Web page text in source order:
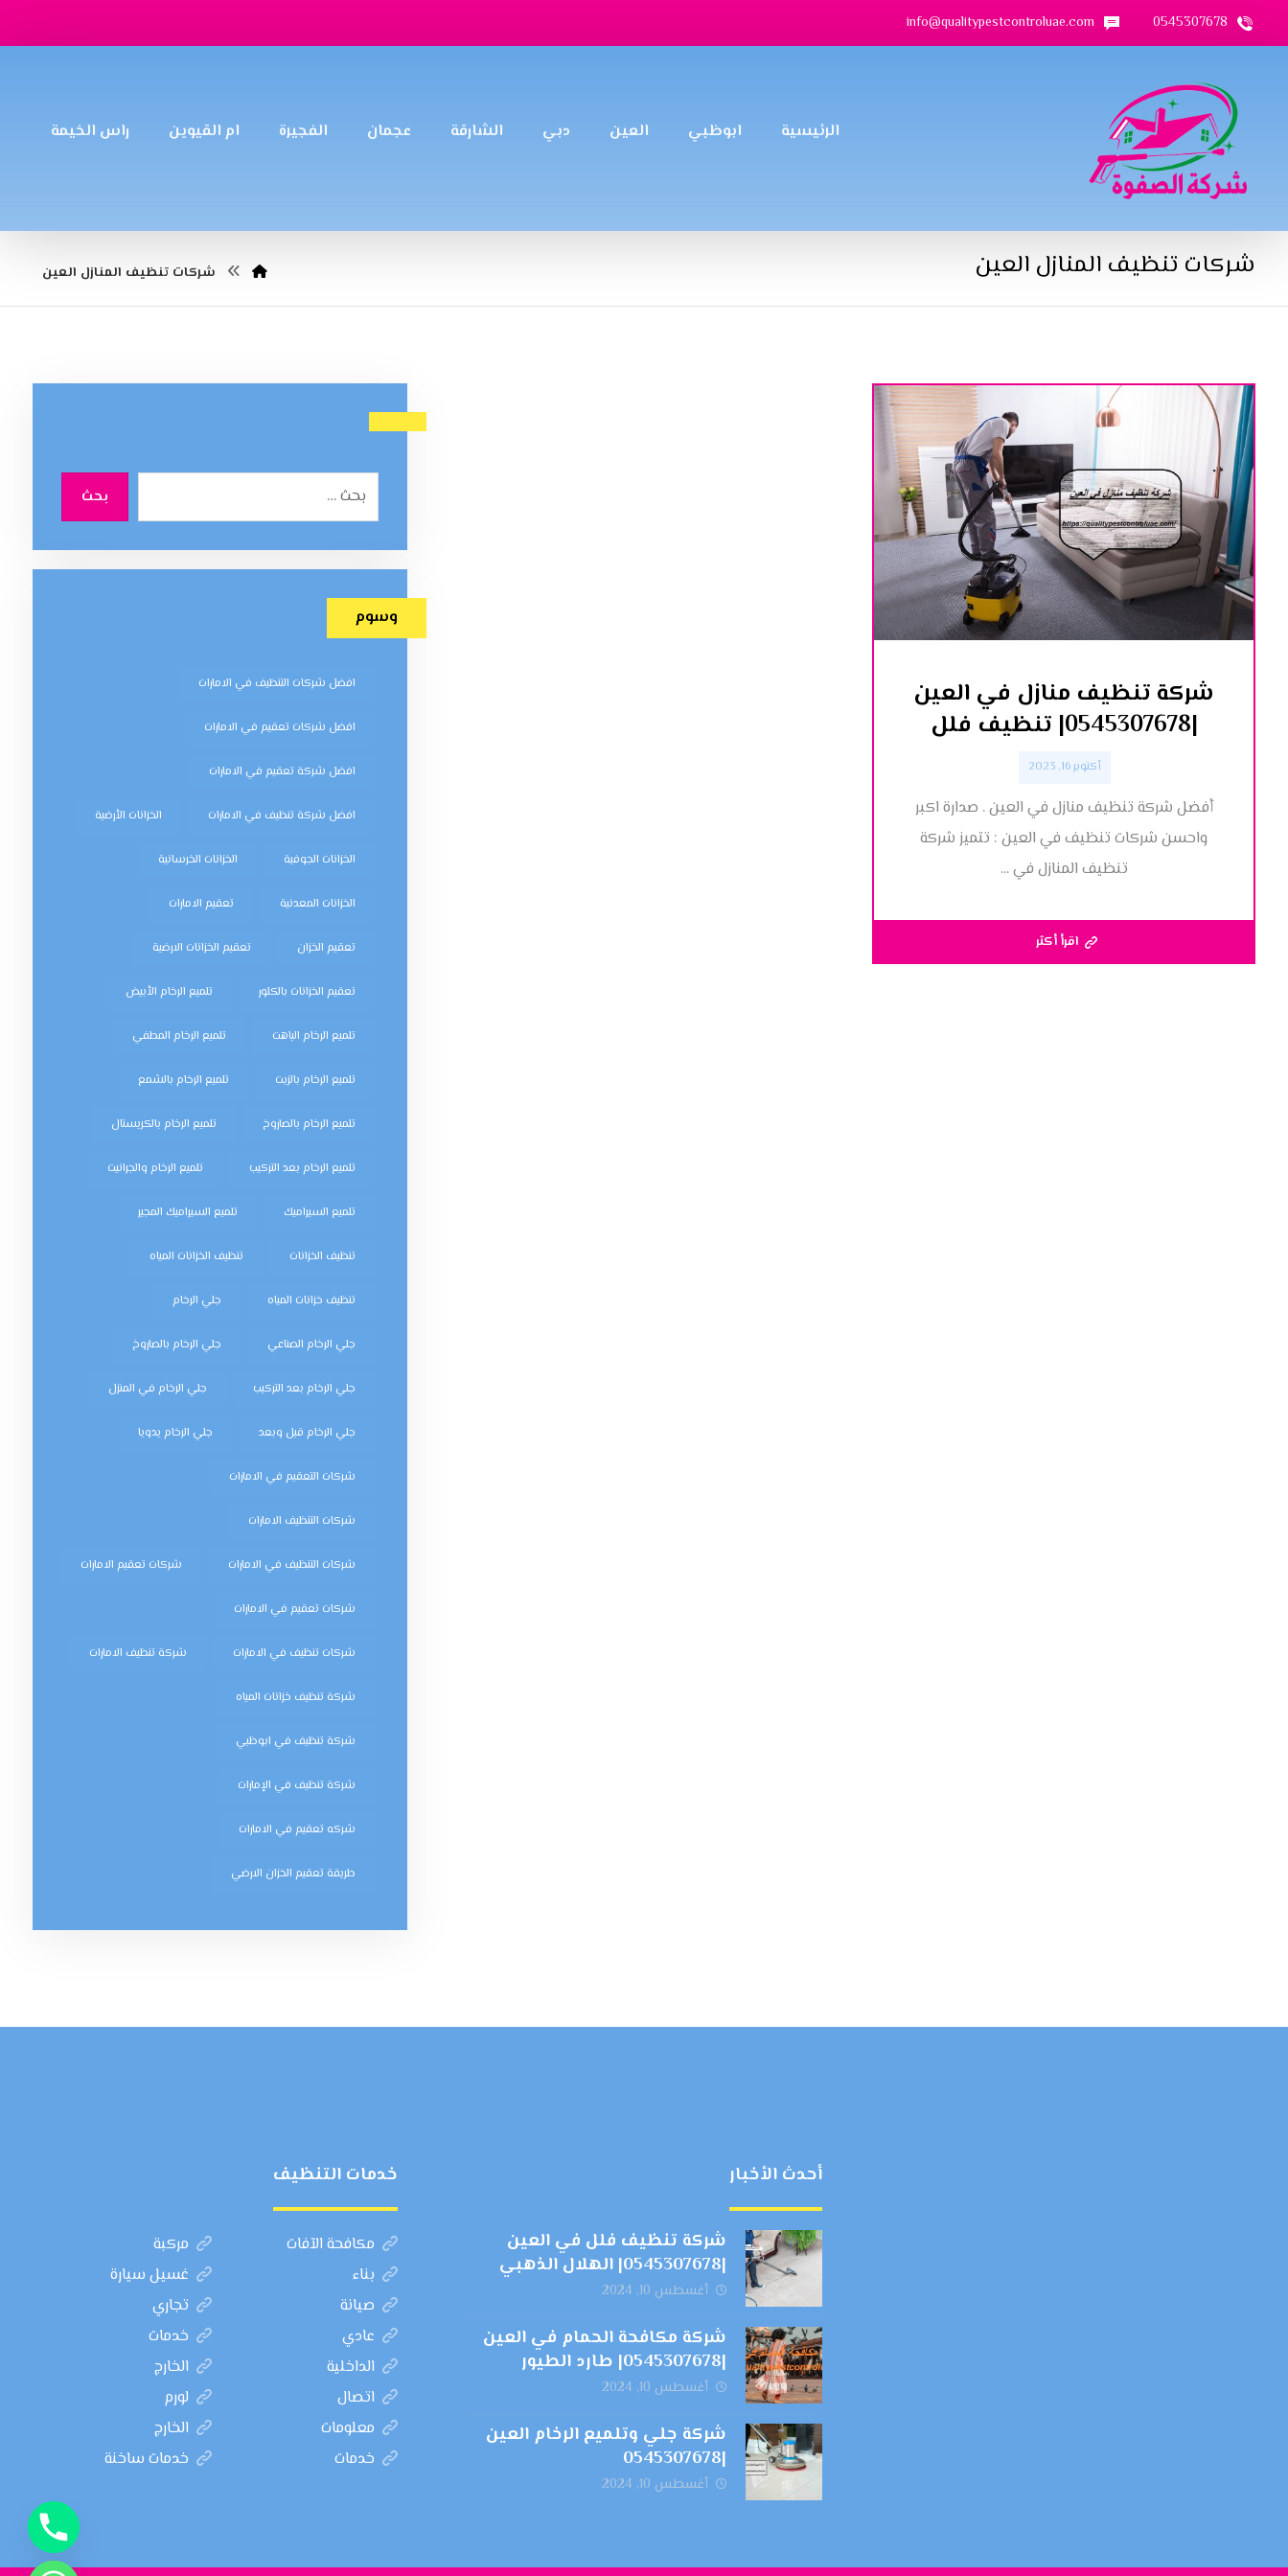
0545307678
info@qualitypestcontroluae.com
الرئيسية ابوظبي العين دبي الشارقة عجمان الفجيرة ام القيوين راس الخيمة
شركات تنظيف المنازل العين شركات تنظيف المنازل العين
شركة تنظيف منازل في العين
|0545307678| تنظيف فلل
أكتوبر 16, 2023
أفضل شركة تنظيف منازل في العين . صدارة اكبر
واحسن شركات تنظيف في العين : تتميز شركة
تنظيف المنازل في ...
اقرأ أكثر
بحث
وسوم
افضل شركات التنظيف في الامارات
افضل شركات تعقيم في الامارات
افضل شركة تعقيم في الامارات
افضل شركة تنظيف في الامارات الخزانات الأرضية
الخزانات الجوفية الخزانات الخرسانية
الخزانات المعدنية تعقيم الامارات
تعقيم الخزان تعقيم الخزانات الارضية
تعقيم الخزانات بالكلور تلميع الرخام الأبيض
تلميع الرخام الباهت تلميع الرخام المطفي
تلميع الرخام بالزيت تلميع الرخام بالشمع
تلميع الرخام بالصاروخ تلميع الرخام بالكريستال
تلميع الرخام بعد التركيب تلميع الرخام والجرانيت
تلميع السيراميك تلميع السيراميك المجير
تنظيف الخزانات تنظيف الخزانات المياه
تنظيف خزانات المياه جلي الرخام
جلي الرخام الصناعي جلي الرخام بالصاروخ
جلي الرخام بعد التركيب جلي الرخام في المنزل
جلي الرخام قبل وبعد جلي الرخام يدويا
شركات التعقيم في الامارات
شركات التنظيف الامارات
شركات التنظيف في الامارات شركات تعقيم الامارات
شركات تعقيم في الامارات
شركات تنظيف في الامارات شركة تنظيف الامارات
شركة تنظيف خزانات المياه
شركة تنظيف في ابوظبي
شركة تنظيف في الإمارات
شركه تعقيم في الامارات
طريقة تعقيم الخزان الارضي
أحدث الأخبار
شركة تنظيف فلل في العين
|0545307678| الهلال الذهبي
أغسطس 10, 2024
شركة مكافحة الحمام في العين
|0545307678| طارد الطيور
أغسطس 10, 2024
شركة جلي وتلميع الرخام العين
|0545307678
أغسطس 10, 2024
خدمات التنظيف
مكافحة الآفات
مركبة
بناء
غسيل سيارة
صيانة
تجاري
عادي
خدمات
الداخلية
الخارج
اتصال
لورم
معلومات
الخارج
خدمات
خدمات ساخنة